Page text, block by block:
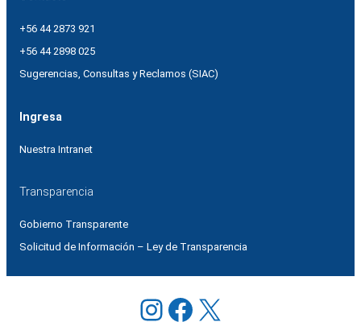
+56 44 2873 921
+56 44 2898 025
Sugerencias, Consultas y Reclamos (SIAC)
Ingresa
Nuestra Intranet
Transparencia
Gobierno Transparente
Solicitud de Información – Ley de Transparencia
Instagram
Facebook
X